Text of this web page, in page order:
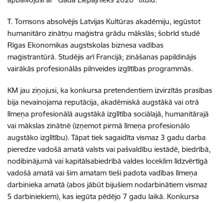
T. Tomsons absolvējis Latvijas Kultūras akadēmiju, iegūstot
humanitāro zinātņu maģistra grādu mākslās; šobrīd studē
Rīgas Ekonomikas augstskolas biznesa vadības
maģistrantūrā. Studējis arī Francijā; zināšanas papildinājis
vairākās profesionālās pilnveides izglītības programmās.
KM jau ziņojusi, ka konkursa pretendentiem izvirzītās prasības
bija nevainojama reputācija, akadēmiskā augstākā vai otrā
līmeņa profesionālā augstākā izglītība sociālajā, humanitārajā
vai mākslas zinātnē (izņemot pirmā līmeņa profesionālo
augstāko izglītību). Tāpat tiek sagaidīta vismaz 3 gadu darba
pieredze vadošā amatā valsts vai pašvaldību iestādē, biedrībā,
nodibinājumā vai kapitālsabiedrībā valdes loceklim līdzvērtīgā
vadošā amatā vai šim amatam tieši padota vadības līmeņa
darbinieka amatā (abos jābūt bijušiem nodarbinātiem vismaz
5 darbiniekiem), kas iegūta pēdējo 7 gadu laikā. Konkursa